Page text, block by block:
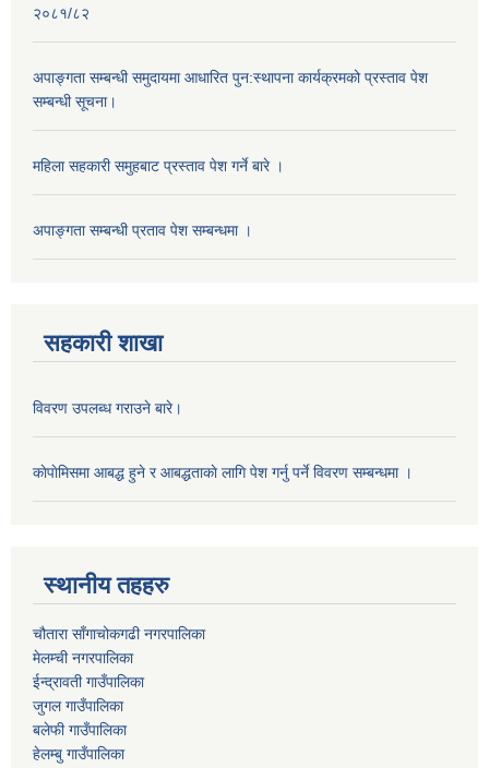
२०८१/८२
अपाङ्गता सम्बन्धी समुदायमा आधारित पुन:स्थापना कार्यक्रमको प्रस्ताव पेश
सम्बन्धी सूचना।
महिला सहकारी समुहबाट प्रस्ताव पेश गर्ने बारे ।
अपाङ्गता सम्बन्धी प्रताव पेश सम्बन्धमा ।
सहकारी शाखा
विवरण उपलब्ध गराउने बारे।
काेपाेमिसमा आबद्ध हुने र आबद्धताकाे लागि पेश गर्नु पर्ने विवरण सम्बन्धमा ।
स्थानीय तहहरु
चौतारा साँगाचोकगढी नगरपालिका
मेलम्ची नगरपालिका
ईन्द्रावती गाउँपालिका
जुगल गाउँपालिका
बलेफी गाउँपालिका
हेलम्बु गाउँपालिका